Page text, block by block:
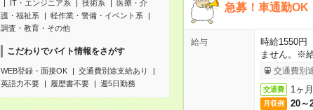
IT・エンジニア系
技術系
医療・介
護・福祉系
軽作業・警備・イベント系
調査・教育・その他
こだわりでバイト情報をさがす
WEB登録・面接OK
交通費別途支給あり
英語力不要
履歴書不要 週5日勤務
急募！車通勤OK
給与
時給1550円
ません。※
交通費別
交通費 1ヶ
月収例 20～